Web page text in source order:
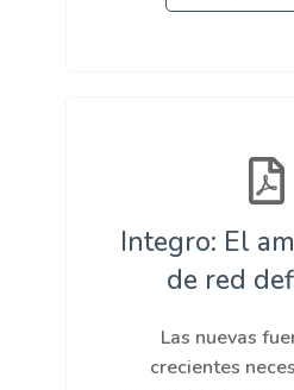
Integro: El
de red
Las nuevas
crecientes